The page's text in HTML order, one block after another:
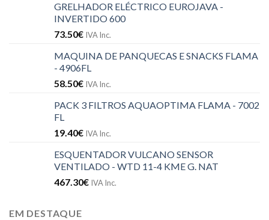
GRELHADOR ELÉCTRICO EUROJAVA -
INVERTIDO 600
73.50€ IVA Inc.
MAQUINA DE PANQUECAS E SNACKS FLAMA
- 4906FL
58.50€ IVA Inc.
PACK 3 FILTROS AQUAOPTIMA FLAMA - 7002
FL
19.40€ IVA Inc.
ESQUENTADOR VULCANO SENSOR
VENTILADO - WTD 11-4 KME G. NAT
467.30€ IVA Inc.
EM DESTAQUE